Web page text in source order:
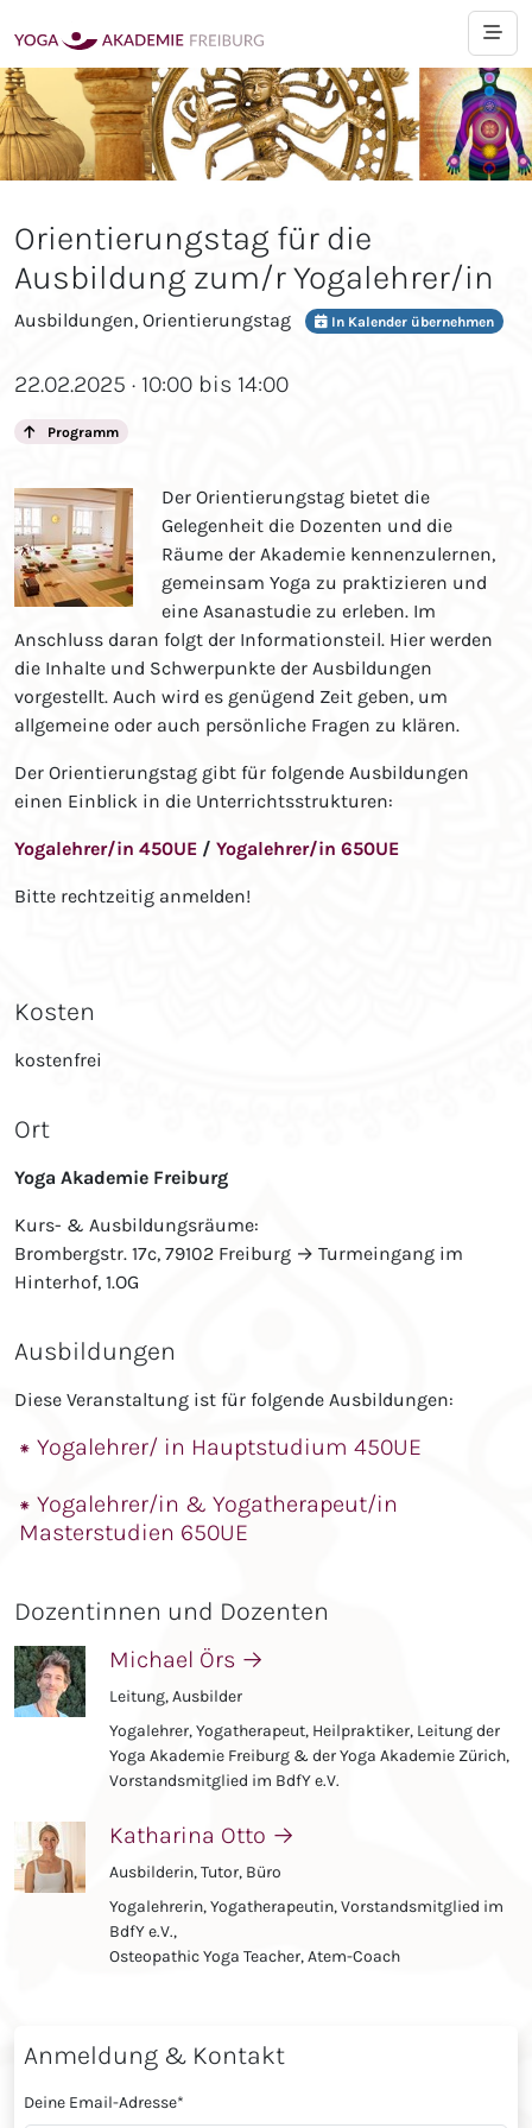
Orientierungstag für die
Ausbildung zum/r Yogalehrer/in
Ausbildungen, Orientierungstag In Kalender übernehmen
22.02.2025 · 10:00 bis 14:00
Programm
Der Orientierungstag bietet die
Gelegenheit die Dozenten und die
Räume der Akademie kennenzulernen,
gemeinsam Yoga zu praktizieren und
eine Asanastudie zu erleben. Im
Anschluss daran folgt der Informationsteil. Hier werden
die Inhalte und Schwerpunkte der Ausbildungen
vorgestellt. Auch wird es genügend Zeit geben, um
allgemeine oder auch persönliche Fragen zu klären.
Der Orientierungstag gibt für folgende Ausbildungen
einen Einblick in die Unterrichtsstrukturen:
Yogalehrer/in 450UE / Yogalehrer/in 650UE
Bitte rechtzeitig anmelden!
Kosten
kostenfrei
Ort
Yoga Akademie Freiburg
Kurs- & Ausbildungsräume:
Brombergstr. 17c, 79102 Freiburg → Turmeingang im
Hinterhof, 1.OG
Ausbildungen
Diese Veranstaltung ist für folgende Ausbildungen:
⁕ Yogalehrer/ in Hauptstudium 450UE
⁕ Yogalehrer/in & Yogatherapeut/in
Masterstudien 650UE
Dozentinnen und Dozenten
Michael Örs →
Leitung, Ausbilder
Yogalehrer, Yogatherapeut, Heilpraktiker, Leitung der
Yoga Akademie Freiburg & der Yoga Akademie Zürich,
Vorstandsmitglied im BdfY e.V.
Katharina Otto →
Ausbilderin, Tutor, Büro
Yogalehrerin, Yogatherapeutin, Vorstandsmitglied im
BdfY e.V.,
Osteopathic Yoga Teacher, Atem-Coach
Anmeldung & Kontakt
Deine Email-Adresse*